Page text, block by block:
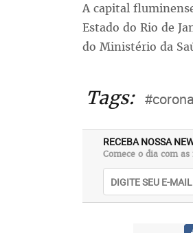
A capital
Estado do Rio de
do Ministério da
Tags:
RECEBA NOSSA
Comece o dia com